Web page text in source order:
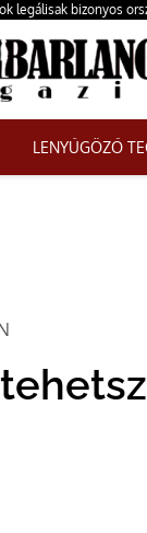
legálisak bizonyos
LENYŰGÖZŐ